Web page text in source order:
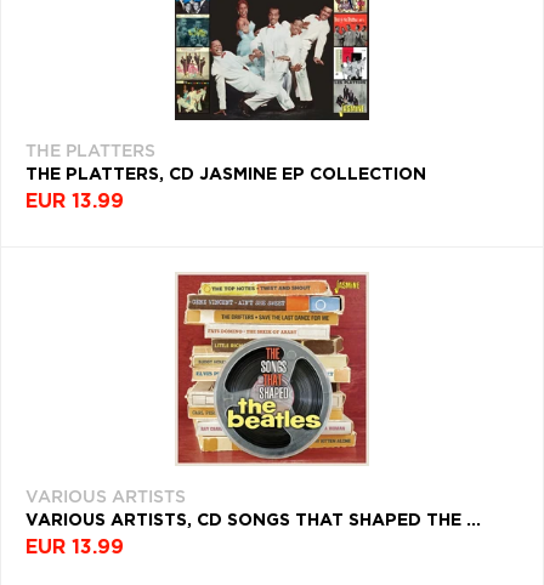
THE PLATTERS
THE PLATTERS, CD JASMINE EP COLLECTION
EUR 13.99
VARIOUS ARTISTS
VARIOUS ARTISTS, CD SONGS THAT SHAPED THE ...
EUR 13.99